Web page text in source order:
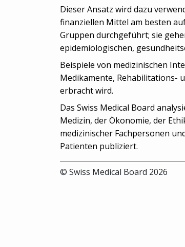
Dieser Ansatz wird dazu
finanziellen Mittel am besten
Gruppen durchgeführt; sie
epidemiologischen,
Beispiele von medizinischen
Medikamente, Rehabilitations-
erbracht wird.
Das Swiss Medical Board
Medizin, der Ökonomie, der
medizinischer Fachpersonen
Patienten publiziert.
© Swiss Medical Board 2026